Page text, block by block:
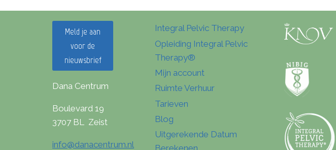
Meld je aan
voor de
nieuwsbrief
Dana Centrum
Boulevard 19
3707 BL Zeist
info@danacentrum.nl
Integral Pelvic Therapy
Opleiding Integral Pelvic
Therapy®
Mijn account
Ruimte Verhuur
Tarieven
Blog
Uitgerekende Datum